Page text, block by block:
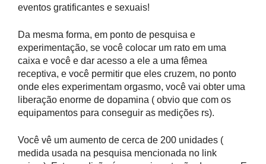
eventos gratificantes e sexuais!
Da mesma forma, em ponto de pesquisa e
experimentação, se você colocar um rato em uma
caixa e você e dar acesso a ele a uma fêmea
receptiva, e você permitir que eles cruzem, no ponto
onde eles experimentam orgasmo, você vai obter uma
liberação enorme de dopamina ( obvio que com os
equipamentos para conseguir as medições rs).
Você vê um aumento de cerca de 200 unidades (
medida usada na pesquisa mencionada no link